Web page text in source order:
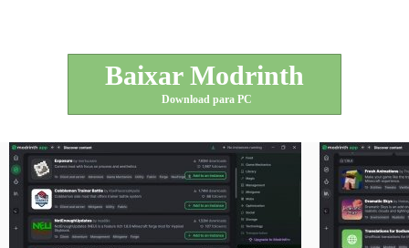
Baixar Modrinth
Download para PC